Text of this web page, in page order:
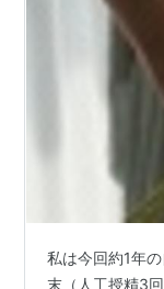
私は今回約1年
末（人工授精3